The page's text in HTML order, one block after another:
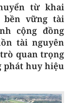
từ khai
bền vững tài
cộng đồng
tài nguyên
quan trọng
phát huy hiệu